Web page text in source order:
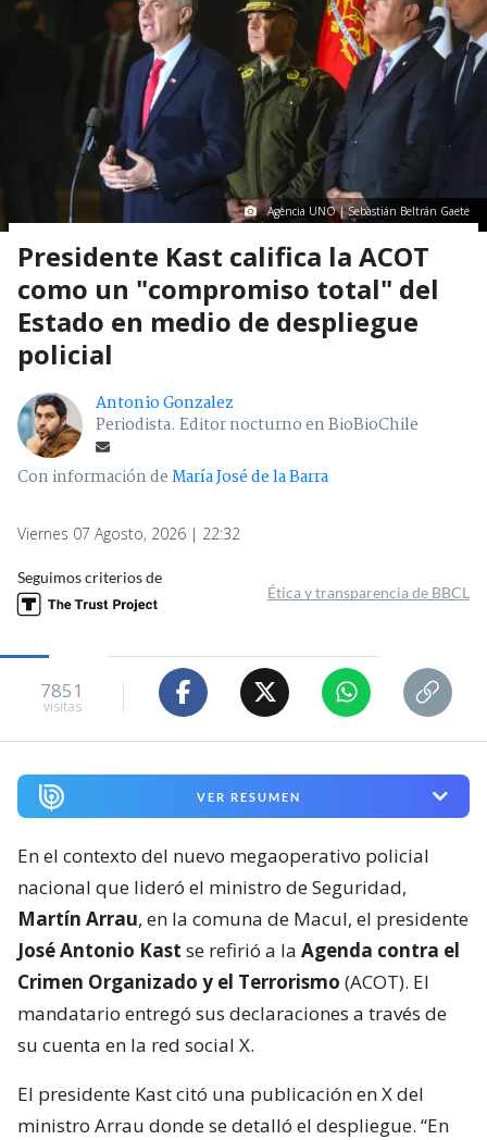
Agencia UNO | Sebastián Beltrán Gaete
Presidente Kast califica la ACOT
como un "compromiso total" del
Estado en medio de despliegue
policial
Antonio Gonzalez
Periodista. Editor nocturno en BioBioChile
Con información deMaría José de la Barra
Viernes 07 Agosto, 2026 | 22:32
Seguimos criterios de
Ética y transparencia de BBCL
7851
visitas
VER RESUMEN
En el contexto del nuevo megaoperativo policial
nacional que lideró el ministro de Seguridad,
Martín Arrau, en la comuna de Macul, el presidente
José Antonio Kast se refirió a la Agenda contra el
Crimen Organizado y el Terrorismo (ACOT). El
mandatario entregó sus declaraciones a través de
su cuenta en la red social X.
El presidente Kast citó una publicación en X del
ministro Arrau donde se detalló el despliegue. “En